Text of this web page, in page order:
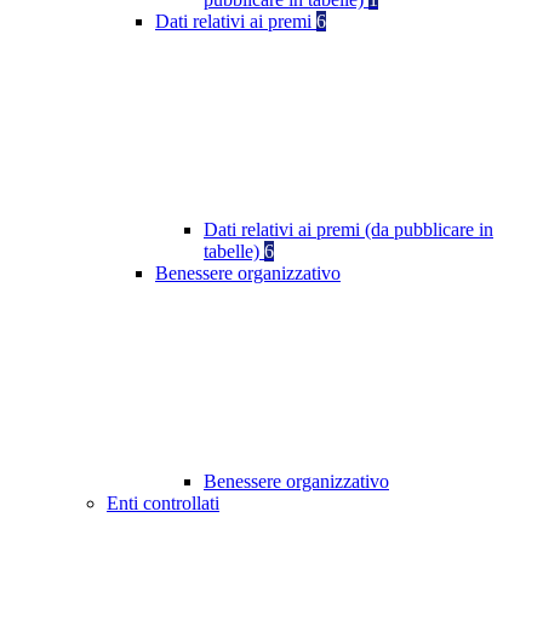
Dati relativi ai premi 6
Dati relativi ai premi (da pubblicare in
tabelle) 6
Benessere organizzativo
Benessere organizzativo
Enti controllati